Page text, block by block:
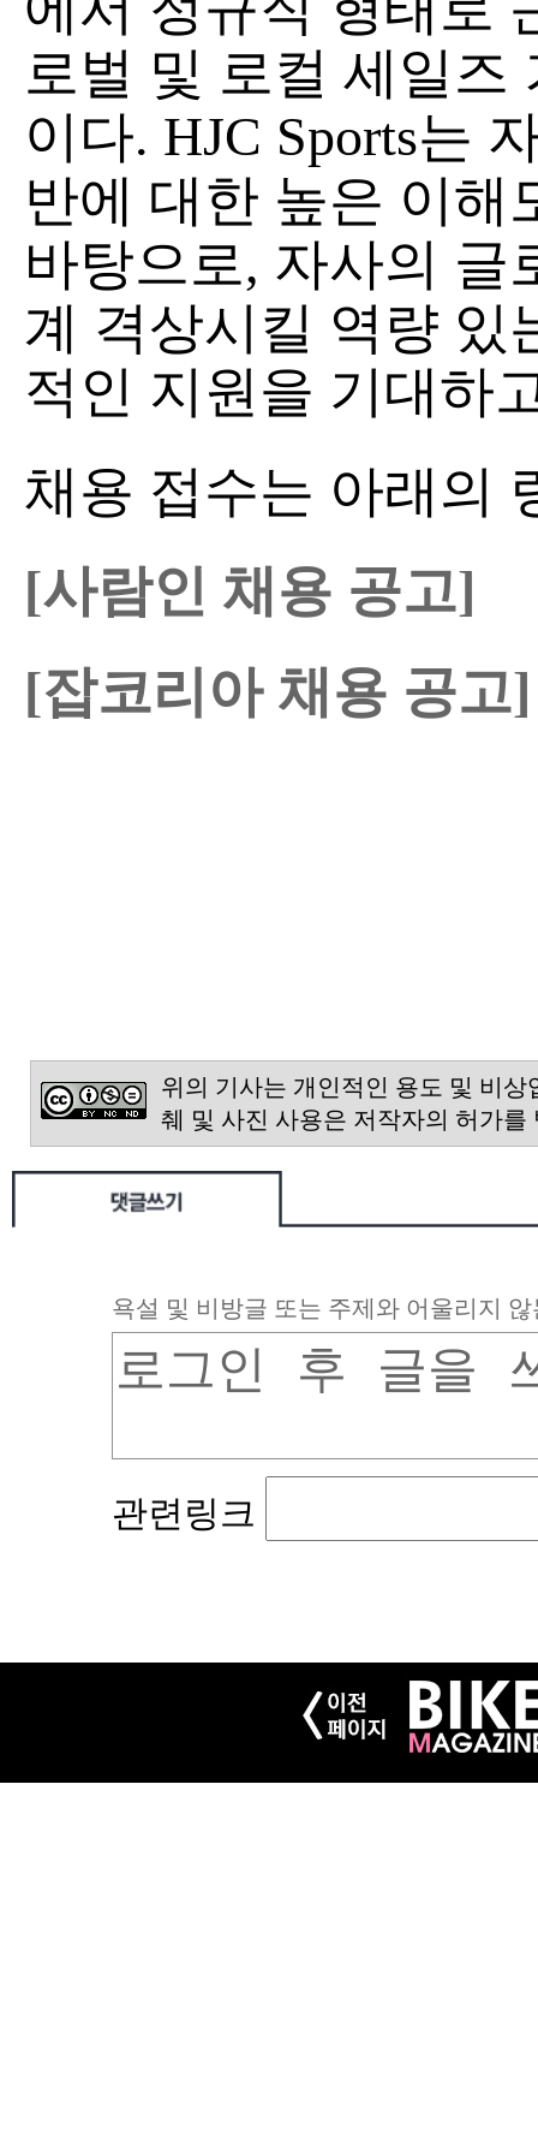
로벌 및 로컬 세일즈
이다. HJC Sports는
반에 대한 높은 이해
바탕으로, 자사의 글
계 격상시킬 역량 있
적인 지원을 기대하
채용 접수는 아래의
[사람인 채용 공고]
[잡코리아 채용 공고]
위의 기사는 개인적인 용도 및 비
췌 및 사진 사용은 저작자의 허가를